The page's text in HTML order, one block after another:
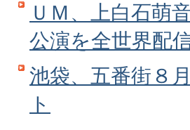
ＵＭ、上白石萌
公演を全世界配
池袋、五番街８
ト